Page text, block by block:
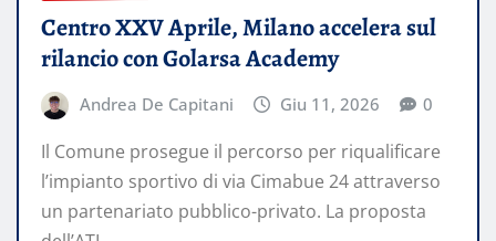
Centro XXV Aprile, Milano accelera sul
rilancio con Golarsa Academy
Andrea De Capitani Giu 11, 2026 0
Il Comune prosegue il percorso per riqualificare
l’impianto sportivo di via Cimabue 24 attraverso
un partenariato pubblico-privato. La proposta